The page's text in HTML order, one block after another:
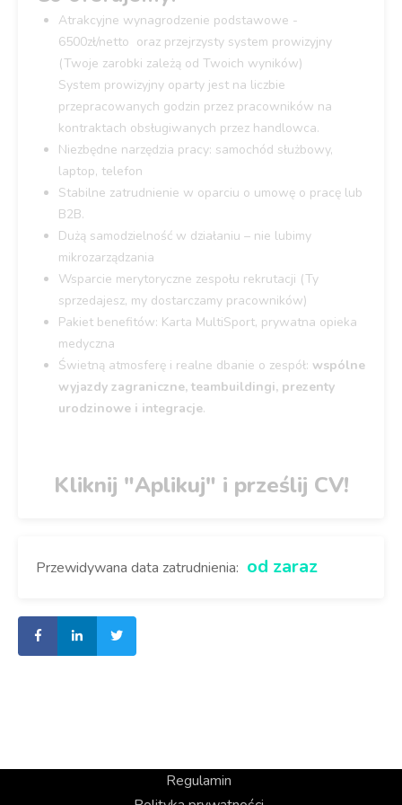
Atrakcyjne wynagrodzenie podstawowe -
6500zł/netto oraz przejrzysty system prowizyjny
(Twoje zarobki zależą od Twoich wyników)
System prowizyjny oparty jest na liczbie
przepracowanych godzin przez pracowników na
kontraktach obsługiwanych przez handlowca.
Niezbędne narzędzia pracy: samochód służbowy,
laptop, telefon
Stabilne zatrudnienie w oparciu o umowę o pracę lub
B2B.
Dużą samodzielność w działaniu – nie lubimy
mikrozarządzania
Wsparcie merytoryczne zespołu rekrutacji (Ty
sprzedajesz, my dostarczamy pracowników)
Pakiet benefitów: Karta MultiSport, prywatna opieka
medyczna
Świetną atmosferę i realne dbanie o zespół: wspólne
wyjazdy zagraniczne, teambuildingi, prezenty
urodzinowe i integracje.
Kliknij "Aplikuj" i prześlij CV!
Przewidywana data zatrudnienia: od zaraz
Regulamin